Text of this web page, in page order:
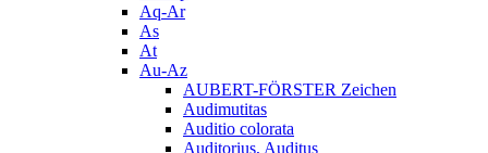
Aq-Ar
As
At
Au-Az
AUBERT-FÖRSTER Zeichen
Audimutitas
Auditio colorata
Auditorius, Auditus